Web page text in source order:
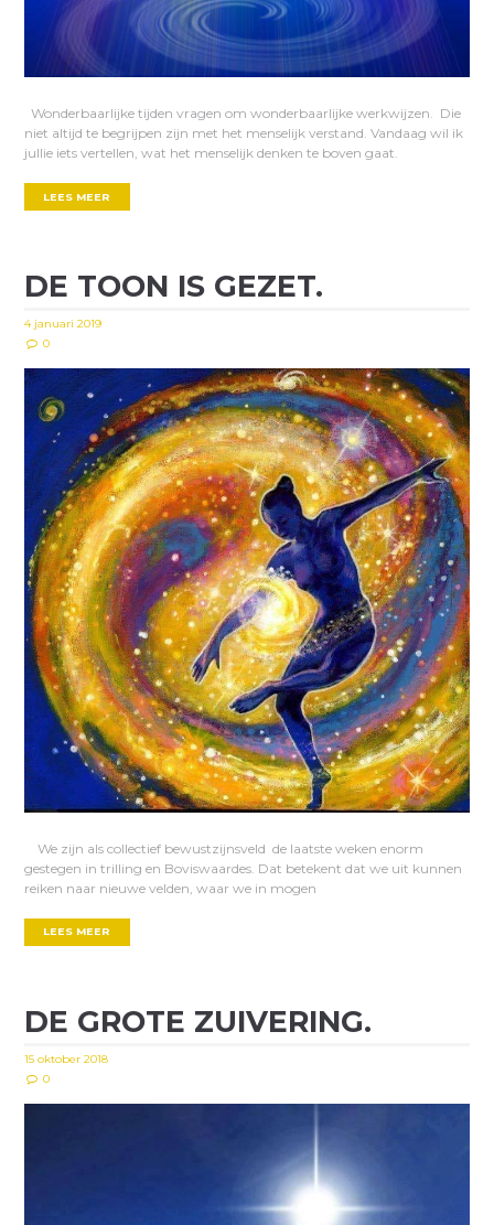
Wonderbaarlijke tijden vragen om wonderbaarlijke werkwijzen. Die
niet altijd te begrijpen zijn met het menselijk verstand. Vandaag wil ik
jullie iets vertellen, wat het menselijk denken te boven gaat.
LEES MEER
DE TOON IS GEZET.
4 januari 2019
0
We zijn als collectief bewustzijnsveld de laatste weken enorm
gestegen in trilling en Boviswaardes. Dat betekent dat we uit kunnen
reiken naar nieuwe velden, waar we in mogen
LEES MEER
DE GROTE ZUIVERING.
15 oktober 2018
0